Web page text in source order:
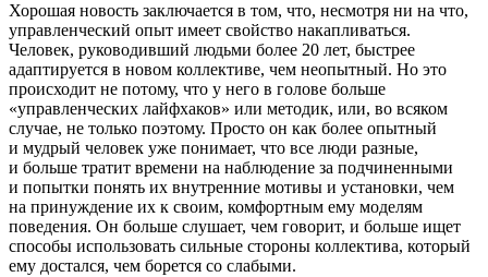
Хорошая новость заключается в том, что, несмотря ни на что,
управленческий опыт имеет свойство накапливаться.
Человек, руководивший людьми более 20 лет, быстрее
адаптируется в новом коллективе, чем неопытный. Но это
происходит не потому, что у него в голове больше
«управленческих лайфхаков» или методик, или, во всяком
случае, не только поэтому. Просто он как более опытный
и мудрый человек уже понимает, что все люди разные,
и больше тратит времени на наблюдение за подчиненными
и попытки понять их внутренние мотивы и установки, чем
на принуждение их к своим, комфортным ему моделям
поведения. Он больше слушает, чем говорит, и больше ищет
способы использовать сильные стороны коллектива, который
ему достался, чем борется со слабыми.